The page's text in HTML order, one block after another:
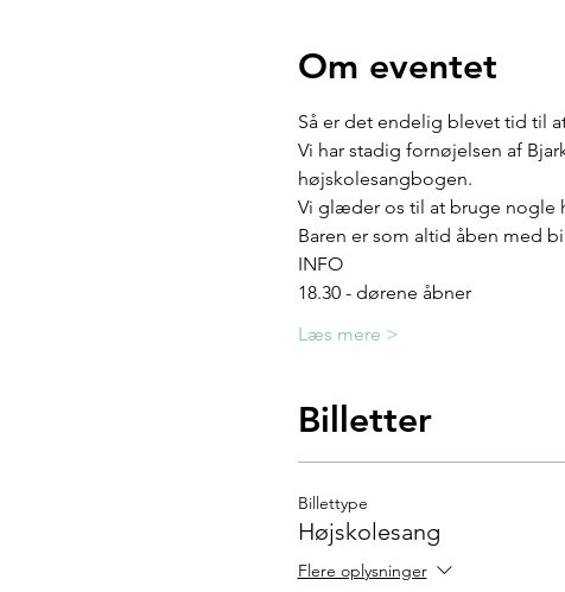
Om eventet
Så er det endelig blevet tid til
Vi har stadig fornøjelsen af
højskolesangbogen.
Vi glæder os til at bruge nogle
Baren er som altid åben med
INFO
18.30 - dørene åbner
Læs mere >
Billetter
Billettype
Højskolesang
Flere oplysninger